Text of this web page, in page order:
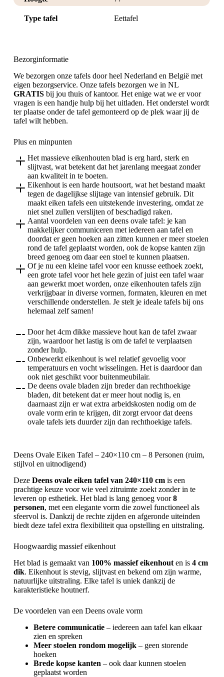
Type tafel Eettafel
Bezorginformatie
We bezorgen onze tafels door heel Nederland en België met
eigen bezorgservice. Onze tafels bezorgen we in NL
GRATISbij jou thuis of kantoor. Het enige wat we er voor
vragen is een handje hulp bij het uitladen. Het onderstel wordt
ter plaatse onder de tafel gemonteerd op de plek waar jij de
tafel wilt hebben.
Plus en minpunten
Het massieve eikenhouten blad is erg hard, sterk en
slijtvast, wat betekent dat het jarenlang meegaat zonder
aan kwaliteit in te boeten.
Eikenhout is een harde houtsoort, wat het bestand maakt
tegen de dagelijkse slijtage van intensief gebruik. Dit
maakt eiken tafels een uitstekende investering, omdat ze
niet snel zullen verslijten of beschadigd raken.
Aantal voordelen van een deens ovale tafel: je kan
makkelijker communiceren met iedereen aan tafel en
doordat er geen hoeken aan zitten kunnen er meer stoelen
rond de tafel geplaatst worden, ook de kopse kanten zijn
breed genoeg om daar een stoel te kunnen plaatsen.
Of je nu een kleine tafel voor een knusse eethoek zoekt,
een grote tafel voor het hele gezin of juist een tafel waar
aan gewerkt moet worden, onze eikenhouten tafels zijn
verkrijgbaar in diverse vormen, formaten, kleuren en met
verschillende onderstellen. Je stelt je ideale tafels bij ons
helemaal zelf samen!
Door het 4cm dikke massieve hout kan de tafel zwaar
zijn, waardoor het lastig is om de tafel te verplaatsen
zonder hulp.
Onbewerkt eikenhout is wel relatief gevoelig voor
temperatuurs en vocht wisselingen. Het is daardoor dan
ook niet geschikt voor buitenmeubilair.
De deens ovale bladen zijn breder dan rechthoekige
bladen, dit betekent dat er meer hout nodig is, en
daarnaast zijn er wat extra arbeidskosten nodig om de
ovale vorm erin te krijgen, dit zorgt ervoor dat deens
ovale tafels iets duurder zijn dan rechthoekige tafels.
Deens Ovale Eiken Tafel – 240×110 cm – 8 Personen (ruim,
stijlvol en uitnodigend)
Deze Deens ovale eiken tafel van 240×110 cmis een
prachtige keuze voor wie veel zitruimte zoekt zonder in te
leveren op esthetiek. Het blad is lang genoeg voor8
personen, met een elegante vorm die zowel functioneel als
sfeervol is. Dankzij de rechte zijden en afgeronde uiteinden
biedt deze tafel extra flexibiliteit qua opstelling en uitstraling.
Hoogwaardig massief eikenhout
Het blad is gemaakt van 100% massief eikenhouten is 4 cm
dik. Eikenhout is stevig, slijtvast en bekend om zijn warme,
natuurlijke uitstraling. Elke tafel is uniek dankzij de
karakteristieke houtnerf.
De voordelen van een Deens ovale vorm
Betere communicatie– iedereen aan tafel kan elkaar
zien en spreken
Meer stoelen rondom mogelijk– geen storende
hoeken
Brede kopse kanten – ook daar kunnen stoelen
geplaatst worden